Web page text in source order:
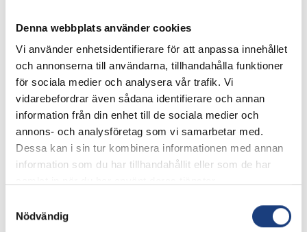
Denna webbplats använder cookies
Vi använder enhetsidentifierare för att anpassa innehållet
och annonserna till användarna, tillhandahålla funktioner
för sociala medier och analysera vår trafik. Vi
vidarebefordrar även sådana identifierare och annan
information från din enhet till de sociala medier och
annons- och analysföretag som vi samarbetar med.
Dessa kan i sin tur kombinera informationen med annan
information som du har tillhandahållit eller som de har
Nödvändig
EMMA ELIASSON
Wärdshusvärdinna
0640-174 17
Skicka e-post